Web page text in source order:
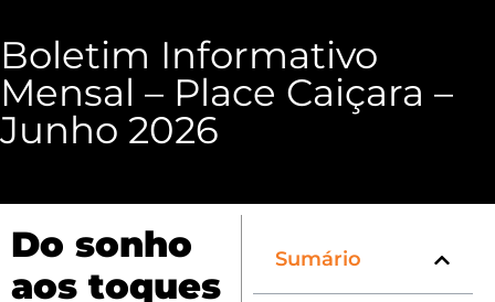
Boletim Informativo
Mensal – Place Caiçara –
Junho 2026
Do sonho
aos toques
Sumário